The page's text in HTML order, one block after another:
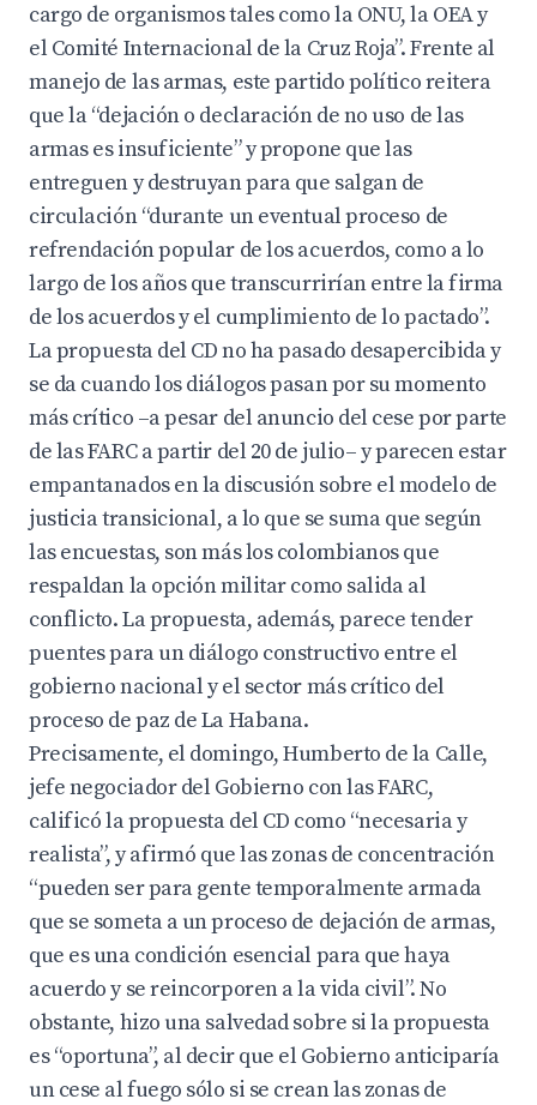
cargo de organismos tales como la ONU, la OEA y
el Comité Internacional de la Cruz Roja”. Frente al
manejo de las armas, este partido político reitera
que la “dejación o declaración de no uso de las
armas es insuficiente” y propone que las
entreguen y destruyan para que salgan de
circulación “durante un eventual proceso de
refrendación popular de los acuerdos, como a lo
largo de los años que transcurrirían entre la firma
de los acuerdos y el cumplimiento de lo pactado”.
La propuesta del CD no ha pasado desapercibida y
se da cuando los diálogos pasan por su momento
más crítico –a pesar del anuncio del cese por parte
de las FARC a partir del 20 de julio– y parecen estar
empantanados en la discusión sobre el modelo de
justicia transicional, a lo que se suma que según
las encuestas, son más los colombianos que
respaldan la opción militar como salida al
conflicto. La propuesta, además, parece tender
puentes para un diálogo constructivo entre el
gobierno nacional y el sector más crítico del
proceso de paz de La Habana.
Precisamente, el domingo, Humberto de la Calle,
jefe negociador del Gobierno con las FARC,
calificó la propuesta del CD como “necesaria y
realista”, y afirmó que las zonas de concentración
“pueden ser para gente temporalmente armada
que se someta a un proceso de dejación de armas,
que es una condición esencial para que haya
acuerdo y se reincorporen a la vida civil”. No
obstante, hizo una salvedad sobre si la propuesta
es “oportuna”, al decir que el Gobierno anticiparía
un cese al fuego sólo si se crean las zonas de